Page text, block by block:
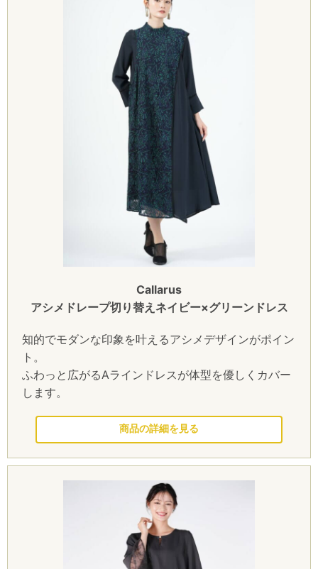
Callarus
アシメドレープ切り替えネイビー×グリーンドレス
知的でモダンな印象を叶えるアシメデザインがポイン
ト。
ふわっと広がるAラインドレスが体型を優しくカバー
します。
このドレスを見る